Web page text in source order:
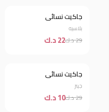
خصم 24%
جاكيت نسائي
بلاسيه
29 د.ك 22 د.ك
جاكيت نسائي
جينز
29 د.ك 10 د.ك